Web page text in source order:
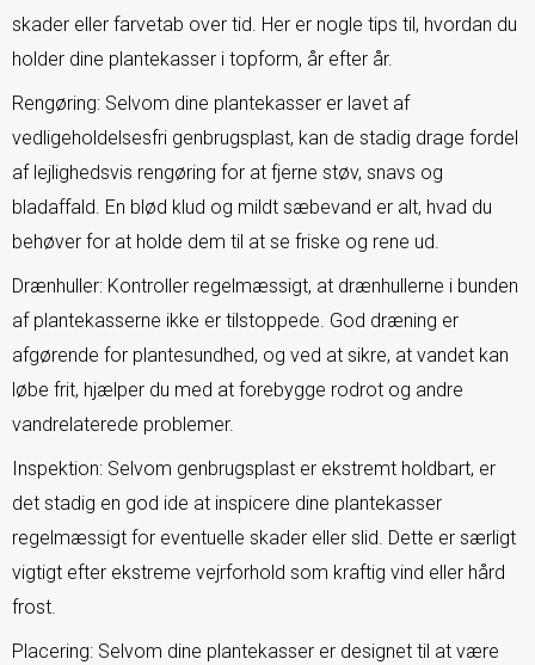
skader eller farvetab over tid. Her er nogle tips til, hvordan du
holder dine plantekasser i topform, år efter år.
Rengøring: Selvom dine plantekasser er lavet af
vedligeholdelsesfri genbrugsplast, kan de stadig drage fordel
af lejlighedsvis rengøring for at fjerne støv, snavs og
bladaffald. En blød klud og mildt sæbevand er alt, hvad du
behøver for at holde dem til at se friske og rene ud.
Drænhuller: Kontroller regelmæssigt, at drænhullerne i bunden
af plantekasserne ikke er tilstoppede. God dræning er
afgørende for plantesundhed, og ved at sikre, at vandet kan
løbe frit, hjælper du med at forebygge rodrot og andre
vandrelaterede problemer.
Inspektion: Selvom genbrugsplast er ekstremt holdbart, er
det stadig en god ide at inspicere dine plantekasser
regelmæssigt for eventuelle skader eller slid. Dette er særligt
vigtigt efter ekstreme vejrforhold som kraftig vind eller hård
frost.
Placering: Selvom dine plantekasser er designet til at være